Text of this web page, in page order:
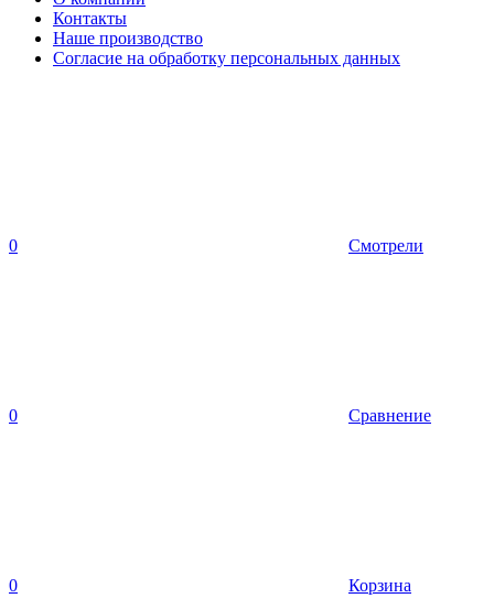
Контакты
Наше производство
Согласие на обработку персональных данных
0 Смотрели
0 Сравнение
0 Корзина